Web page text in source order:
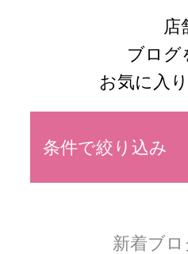
店
ブログ
お気に入
条件で絞り込み
新着ブ